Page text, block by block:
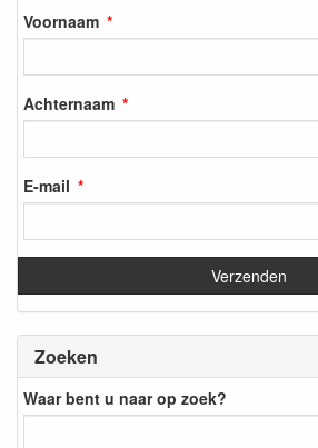
Voornaam
Achternaam
E-mail
Zoeken
Waar bent u naar op zoek?